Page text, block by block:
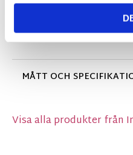
det behövs, låt sedan
praktisk och snygg
ombonad känsla till
MÅTT OCH
Visa alla produkter från